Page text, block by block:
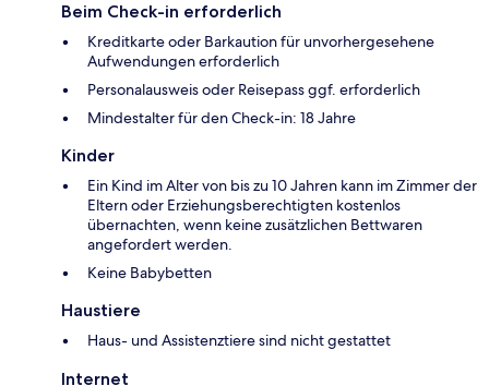
Beim Check-in erforderlich
Kreditkarte oder Barkaution für unvorhergesehene
Aufwendungen erforderlich
Personalausweis oder Reisepass ggf. erforderlich
Mindestalter für den Check-in: 18 Jahre
Kinder
Ein Kind im Alter von bis zu 10 Jahren kann im Zimmer der
Eltern oder Erziehungsberechtigten kostenlos
übernachten, wenn keine zusätzlichen Bettwaren
angefordert werden.
Keine Babybetten
Haustiere
Haus- und Assistenztiere sind nicht gestattet
Internet